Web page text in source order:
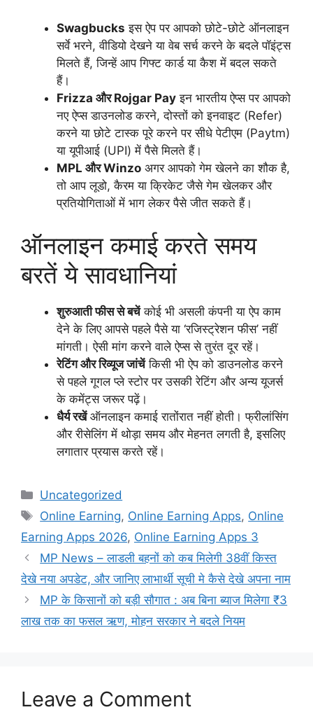
Swagbucks इस ऐप पर आपको छोटे-छोटे ऑनलाइन
सर्वे भरने, वीडियो देखने या वेब सर्च करने के बदले पॉइंट्स
मिलते हैं, जिन्हें आप गिफ्ट कार्ड या कैश में बदल सकते
हैं।
Frizza और Rojgar Pay इन भारतीय ऐप्स पर आपको
नए ऐप्स डाउनलोड करने, दोस्तों को इनवाइट (Refer)
करने या छोटे टास्क पूरे करने पर सीधे पेटीएम (Paytm)
या यूपीआई (UPI) में पैसे मिलते हैं।
MPL और Winzo अगर आपको गेम खेलने का शौक है,
तो आप लूडो, कैरम या क्रिकेट जैसे गेम खेलकर और
प्रतियोगिताओं में भाग लेकर पैसे जीत सकते हैं।
ऑनलाइन कमाई करते समय
बरतें ये सावधानियां
शुरुआती फीस से बचेंकोई भी असली कंपनी या ऐप काम
देने के लिए आपसे पहले पैसे या ‘रजिस्ट्रेशन फीस’ नहीं
मांगती। ऐसी मांग करने वाले ऐप्स से तुरंत दूर रहें।
रेटिंग और रिव्यूज जांचेंकिसी भी ऐप को डाउनलोड करने
से पहले गूगल प्ले स्टोर पर उसकी रेटिंग और अन्य यूजर्स
के कमेंट्स जरूर पढ़ें।
धैर्य रखेंऑनलाइन कमाई रातोंरात नहीं होती। फ्रीलांसिंग
और रीसेलिंग में थोड़ा समय और मेहनत लगती है, इसलिए
लगातार प्रयास करते रहें।
Categories
Uncategorized
Tags
Online Earning, Online Earning Apps, Online
Earning Apps 2026, Online Earning Apps 3
MP News – लाडली बहनों को कब मिलेगी 38वीं किस्त
देखे नया अपडेट, और जानिए लाभार्थी सूची मे कैसे देखे अपना नाम
MP के किसानों को बड़ी सौगात : अब बिना ब्याज मिलेगा ₹3
लाख तक का फसल ऋण, मोहन सरकार ने बदले नियम
Leave a Comment